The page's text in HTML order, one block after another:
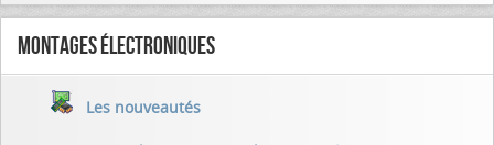
Montages électroniques
Les nouveautés